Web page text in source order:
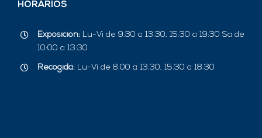
HORARIOS
Exposición:Lu-Vi de 9:30 a 13:30, 15:30 a 19:30 Sa de
10:00 a 13:30
Recogida:Lu-Vi de 8:00 a 13:30, 15:30 a 18:30